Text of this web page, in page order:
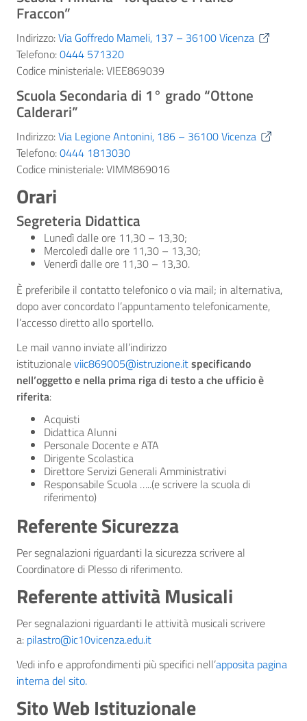
Fraccon”
Indirizzo:Via Goffredo Mameli, 137 – 36100 Vicenza
Telefono:0444 571320
Codice ministeriale: VIEE869039
Scuola Secondaria di 1° grado “Ottone
Calderari”
Indirizzo:Via Legione Antonini, 186 – 36100 Vicenza
Telefono:0444 1813030
Codice ministeriale: VIMM869016
Orari
Segreteria Didattica
Lunedì dalle ore 11,30 – 13,30;
Mercoledì dalle ore 11,30 – 13,30;
Venerdì dalle ore 11,30 – 13,30.
È preferibile il contatto telefonico o via mail; in alternativa,
dopo aver concordato l’appuntamento telefonicamente,
l’accesso diretto allo sportello.
Le mail vanno inviate all’indirizzo
istituzionaleviic869005@istruzione.itspecificando
nell’oggetto e nella prima riga di testo a che ufficio è
riferita:
Acquisti
Didattica Alunni
Personale Docente e ATA
Dirigente Scolastica
Direttore Servizi Generali Amministrativi
Responsabile Scuola …..(e scrivere la scuola di
riferimento)
Referente Sicurezza
Per segnalazioni riguardanti la sicurezza scrivere al
Coordinatore di Plesso di riferimento.
Referente attività Musicali
Per segnalazioni riguardanti le attività musicali scrivere
a: pilastro@ic10vicenza.edu.it
Vedi info e approfondimenti più specifici nell’apposita pagina
interna del sito.
Sito Web Istituzionale